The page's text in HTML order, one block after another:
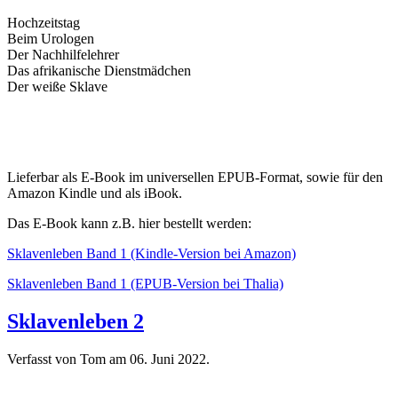
Hochzeitstag
Beim Urologen
Der Nachhilfelehrer
Das afrikanische Dienstmädchen
Der weiße Sklave
Lieferbar als E-Book im universellen EPUB-Format, sowie für den
Amazon Kindle und als iBook.
Das E-Book kann z.B. hier bestellt werden:
Sklavenleben Band 1 (Kindle-Version bei Amazon)
Sklavenleben Band 1 (EPUB-Version bei Thalia)
Sklavenleben 2
Verfasst von Tom am 06. Juni 2022.